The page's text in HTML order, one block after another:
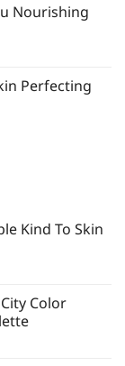
Nourishing
Perfecting
Kind To Skin
Color